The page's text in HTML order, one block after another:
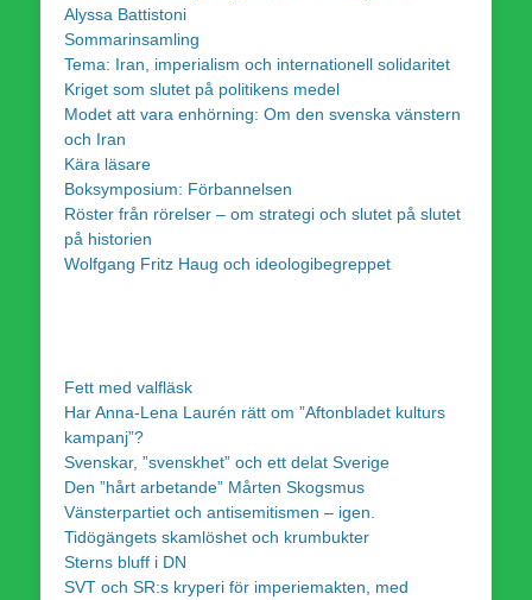
Alyssa Battistoni
Sommarinsamling
Tema: Iran, imperialism och internationell solidaritet
Kriget som slutet på politikens medel
Modet att vara enhörning: Om den svenska vänstern
och Iran
Kära läsare
Boksymposium: Förbannelsen
Röster från rörelser – om strategi och slutet på slutet
på historien
Wolfgang Fritz Haug och ideologibegreppet
Fett med valfläsk
Har Anna-Lena Laurén rätt om ”Aftonbladet kulturs
kampanj”?
Svenskar, ”svenskhet” och ett delat Sverige
Den ”hårt arbetande” Mårten Skogsmus
Vänsterpartiet och antisemitismen – igen.
Tidögängets skamlöshet och krumbukter
Sterns bluff i DN
SVT och SR:s kryperi för imperiemakten, med